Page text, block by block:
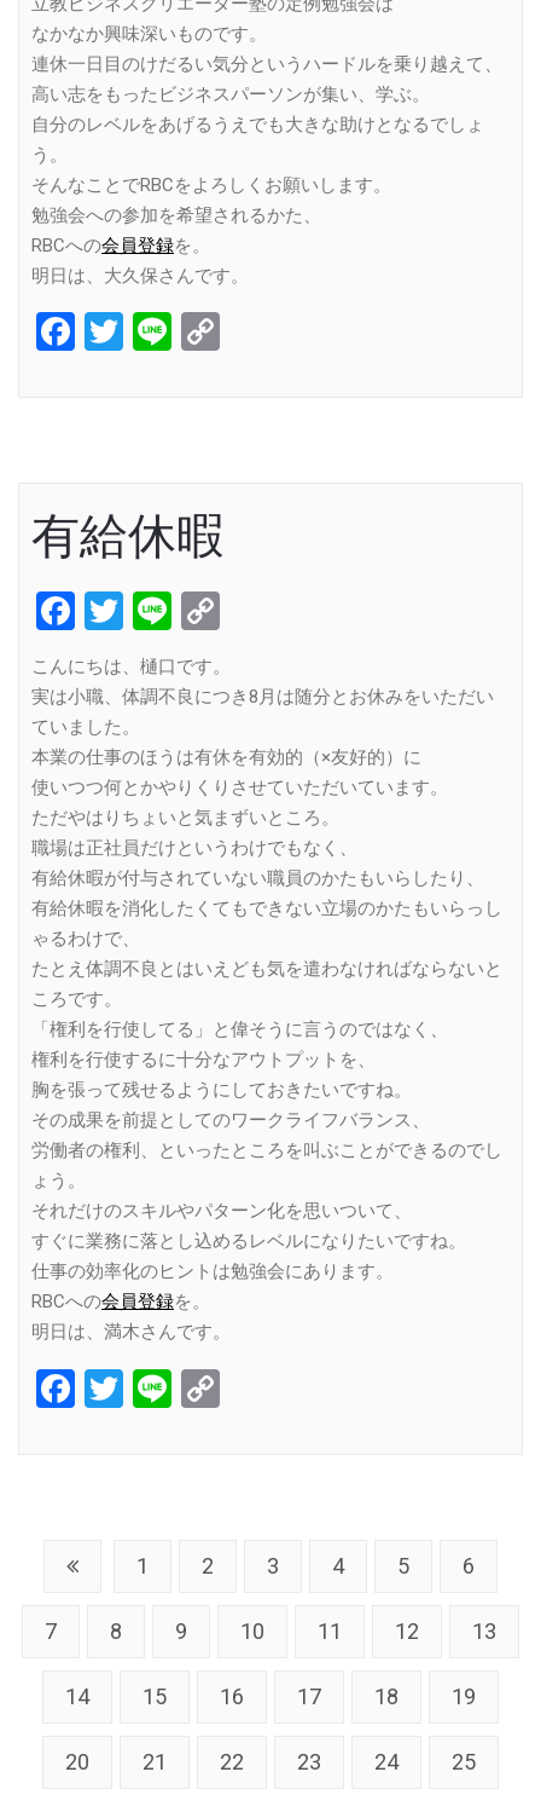
なかなか興味深いものです。
連休一日目のけだるい気分というハードルを乗り越えて、
高い志をもったビジネスパーソンが集い、学ぶ。
自分のレベルをあげるうえでも大きな助けとなるでしょ
う。
そんなことでRBCをよろしくお願いします。
勉強会への参加を希望されるかた、
RBCへの会員登録を。
明日は、大久保さんです。
Facebook
Twitter
Line
有給休暇
Facebook
Twitter
Line
こんにちは、樋口です。
実は小職、体調不良につき8月は随分とお休みをいただい
ていました。
本業の仕事のほうは有休を有効的（×友好的）に
使いつつ何とかやりくりさせていただいています。
ただやはりちょいと気まずいところ。
職場は正社員だけというわけでもなく、
有給休暇が付与されていない職員のかたもいらしたり、
有給休暇を消化したくてもできない立場のかたもいらっし
ゃるわけで、
たとえ体調不良とはいえども気を遣わなければならないと
ころです。
「権利を行使してる」と偉そうに言うのではなく、
権利を行使するに十分なアウトプットを、
胸を張って残せるようにしておきたいですね。
その成果を前提としてのワークライフバランス、
労働者の権利、といったところを叫ぶことができるのでし
ょう。
それだけのスキルやパターン化を思いついて、
すぐに業務に落とし込めるレベルになりたいですね。
仕事の効率化のヒントは勉強会にあります。
RBCへの会員登録を。
明日は、満木さんです。
Facebook
Twitter
Line
1 2 3 4 5 6
7 8 9 10 11 12 13
14 15 16 17 18 19
20 21 22 23 24 25